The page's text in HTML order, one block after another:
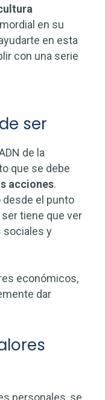
en su
en esta
con una serie
ser
de la
que se debe
acciones.
desde el punto
tiene que ver
sociales y
económicos,
dar
personales, se